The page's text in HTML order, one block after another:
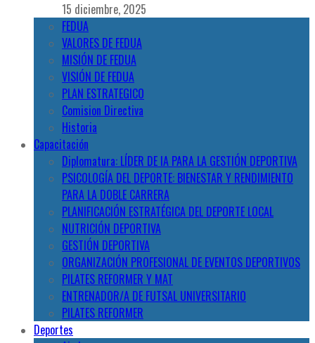
15 diciembre, 2025
FEDUA
VALORES DE FEDUA
MISIÓN DE FEDUA
VISIÓN DE FEDUA
PLAN ESTRATEGICO
Comision Directiva
Historia
Capacitación
Diplomatura: LÍDER DE IA PARA LA GESTIÓN DEPORTIVA
PSICOLOGÍA DEL DEPORTE: BIENESTAR Y RENDIMIENTO
PARA LA DOBLE CARRERA
PLANIFICACIÓN ESTRATÉGICA DEL DEPORTE LOCAL
NUTRICIÓN DEPORTIVA
GESTIÓN DEPORTIVA
ORGANIZACIÓN PROFESIONAL DE EVENTOS DEPORTIVOS
PILATES REFORMER Y MAT
ENTRENADOR/A DE FUTSAL UNIVERSITARIO
PILATES REFORMER
Deportes